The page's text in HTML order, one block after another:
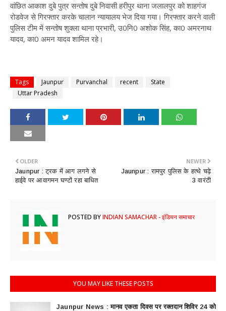
वांछित आकाश दुबे पुत्र सन्तोष दुबे निवासी हरीपुर थाना जलालपुर को शाहगंज
रोडवेज से गिरफ्तार करके चालान न्यायालय भेज दिया गया। गिरफ्तार करने वाली
पुलिस टीम में सन्तोष शुक्ला थाना प्रभारी, उ0नि0 अशोक सिंह, का0 अमरनाथ
यादव, का0 अमन यादव शामिल रहे।
Tags Jaunpur Purvanchal recent
State
Uttar Pradesh
NEWER
Jaunpur : ​रामपुर पुलिस के हत्थे चढ़े
3 वारंटी
OLDER
Jaunpur : ट्रक में आग लगने से
हाईवे पर आवागमन घण्टों रहा बाधित
POSTED BYINDIAN SAMACHAR - इंडियन समाचार
YOU MAY LIKE THESE POSTS
Jaunpur News : ​मानव एकता दिवस पर रक्तदान शिविर 24 को